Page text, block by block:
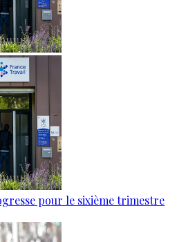
pour le sixième trimestre